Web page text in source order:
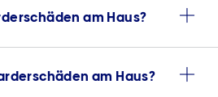
am Haus?
am Haus?